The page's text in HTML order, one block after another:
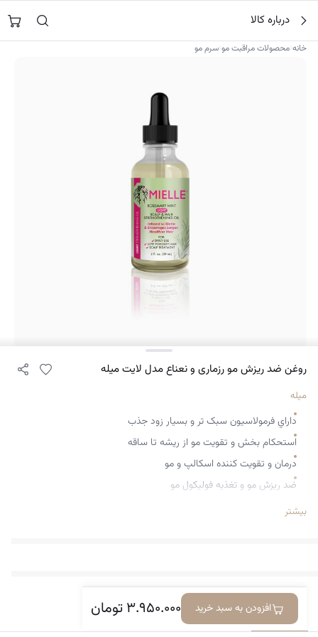
محتوا
جستجو در
درباره کالا
خانه›محصولات مراقبت مو›سرم مو
روغن ضد ریزش مو رزماری و نعناع مدل لایت میله
میله
داراي فرمولاسيون سبک تر‌ و بسيار زود جذب
استحکام بخش و تقويت مو از ريشه تا ساقه
درمان و تقويت کننده اسکالپ و مو
ضد ريزش مو و تغذيه فوليکول مو
بهبود جريان خون کف سر
آنتي اکسيدان ، ضد قارچ و باکتري
التيام بخش و تسکين دهنده اسکالپ
بیشتر
۳.۹۵۰.۰۰۰تومان افزودن به سبد خریدمعرفی کالا دیدگاه‌ها